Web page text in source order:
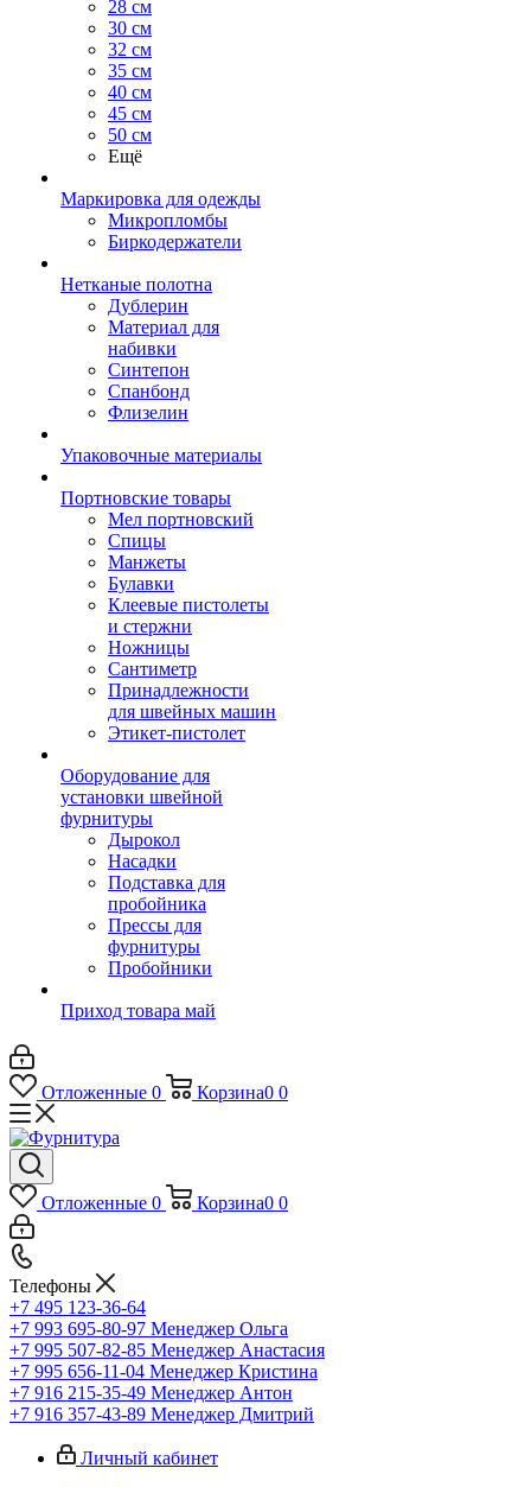
28 см
30 см
32 см
35 см
40 см
45 см
50 см
Ещё
Маркировка для одежды
Микропломбы
Биркодержатели
Нетканые полотна
Дублерин
Материал для
набивки
Синтепон
Спанбонд
Флизелин
Упаковочные материалы
Портновские товары
Мел портновский
Спицы
Манжеты
Булавки
Клеевые пистолеты
и стержни
Ножницы
Сантиметр
Принадлежности
для швейных машин
Этикет-пистолет
Оборудование для
установки швейной
фурнитуры
Дырокол
Насадки
Подставка для
пробойника
Прессы для
фурнитуры
Пробойники
Приход товара май
Отложенные 0 Корзина0 0
Отложенные 0 Корзина0 0
Телефоны
+7 495 123-36-64
+7 993 695-80-97 Менеджер Ольга
+7 995 507-82-85 Менеджер Анастасия
+7 995 656-11-04 Менеджер Кристина
+7 916 215-35-49 Менеджер Антон
+7 916 357-43-89 Менеджер Дмитрий
Личный кабинет